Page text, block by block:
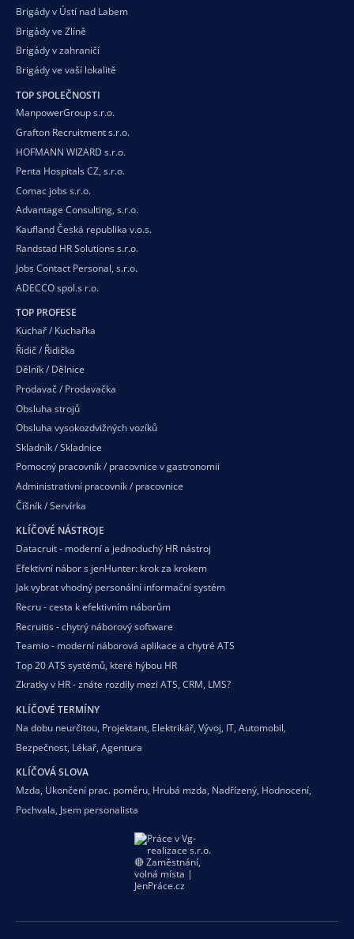
Brigády v Ústí nad Labem
Brigády ve Zlíně
Brigády v zahraničí
Brigády ve vaší lokalitě
TOP SPOLEČNOSTI
ManpowerGroup s.r.o.
Grafton Recruitment s.r.o.
HOFMANN WIZARD s.r.o.
Penta Hospitals CZ, s.r.o.
Comac jobs s.r.o.
Advantage Consulting, s.r.o.
Kaufland Česká republika v.o.s.
Randstad HR Solutions s.r.o.
Jobs Contact Personal, s.r.o.
ADECCO spol.s r.o.
TOP PROFESE
Kuchař / Kuchařka
Řidič / Řidička
Dělník / Dělnice
Prodavač / Prodavačka
Obsluha strojů
Obsluha vysokozdvižných vozíků
Skladník / Skladnice
Pomocný pracovník / pracovnice v gastronomii
Administrativní pracovník / pracovnice
Číšník / Servírka
KLÍČOVÉ NÁSTROJE
Datacruit - moderní a jednoduchý HR nástroj
Efektivní nábor s jenHunter: krok za krokem
Jak vybrat vhodný personální informační systém
Recru - cesta k efektivním náborům
Recruitis - chytrý náborový software
Teamio - moderní náborová aplikace a chytré ATS
Top 20 ATS systémů, které hýbou HR
Zkratky v HR - znáte rozdíly mezi ATS, CRM, LMS?
KLÍČOVÉ TERMÍNY
Na dobu neurčitou, Projektant, Elektrikář, Vývoj, IT, Automobil,
Bezpečnost, Lékař, Agentura
KLÍČOVÁ SLOVA
Mzda, Ukončení prac. poměru, Hrubá mzda, Nadřízený, Hodnocení,
Pochvala, Jsem personalista